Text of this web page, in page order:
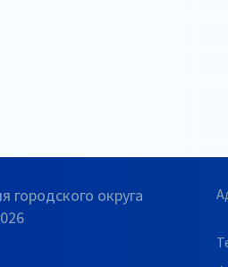
городского округа